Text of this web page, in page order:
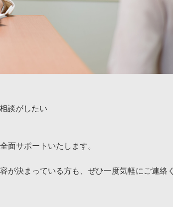
談がしたい
面サポートいたします。
が決まっている方も、ぜひ一度気軽にご連絡く